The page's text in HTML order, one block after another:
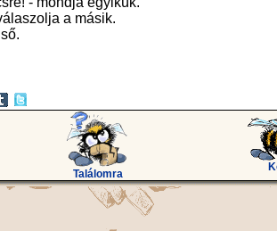
a másik.
Találomra